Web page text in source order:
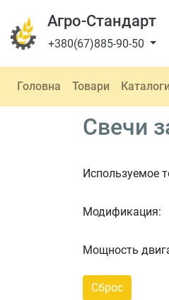
Агро-Стандарт
+380(67)885-90-50
Головна Товари Каталоги
Свечи
Используемое
Модификация:
Мощность